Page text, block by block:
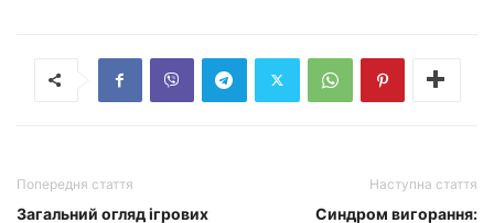
Попередня стаття
Загальний огляд ігрових
Наступна стаття
Синдром вигорання: